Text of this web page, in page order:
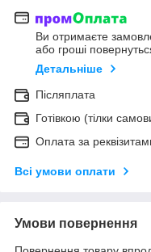
Ви отримаєте
або гроші
Детальніше
Післяплата
Готівкою (тілки
Оплата за
Всі умови оплати
Умови повернення